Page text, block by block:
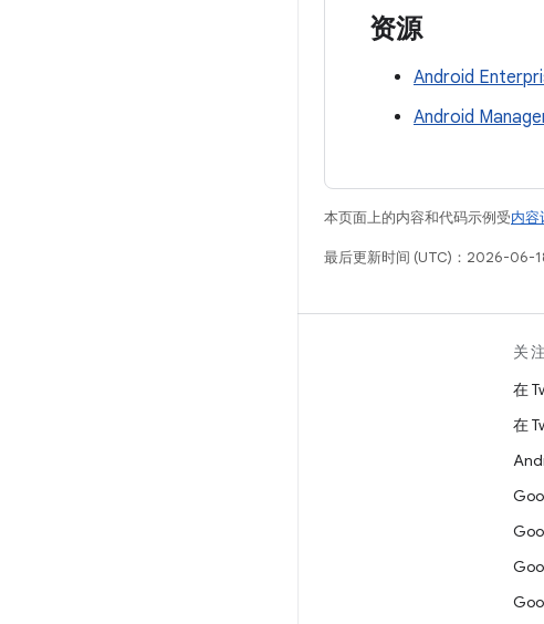
资源
Android
Android
本页面上的内容和代码示例受内容
最后更新时间 (UTC)：2026-06-
关注
在
在